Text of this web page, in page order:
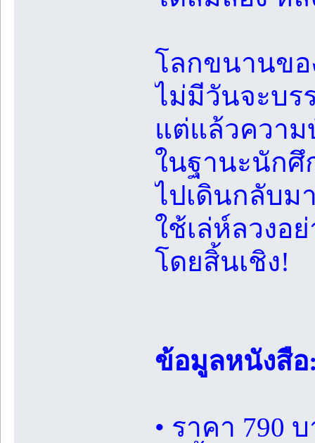
โลกขนานขอ
ไม่มีวันจะบร
แต่แล้วความ
ในฐานะนักศึ
ไปเดินกลับม
ใช้เล่ห์ลวงอ
โดยสิ้นเชิง!
ข้อมูลหนังสือ
• ราคา 790